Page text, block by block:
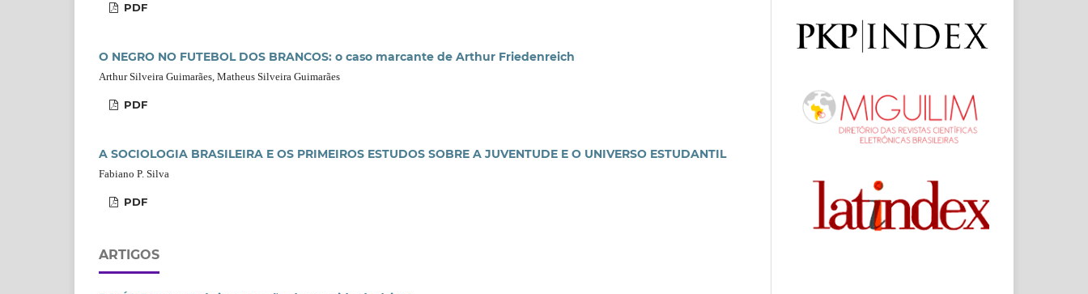
PDF
O NEGRO NO FUTEBOL DOS BRANCOS: o caso marcante de Arthur Friedenreich
Arthur Silveira Guimarães, Matheus Silveira Guimarães
PDF
A SOCIOLOGIA BRASILEIRA E OS PRIMEIROS ESTUDOS SOBRE A JUVENTUDE E O UNIVERSO ESTUDANTIL
Fabiano P. Silva
PDF
ARTIGOS